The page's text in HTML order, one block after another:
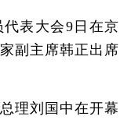
表大会9日在京
副主席韩正出席
理刘国中在开幕